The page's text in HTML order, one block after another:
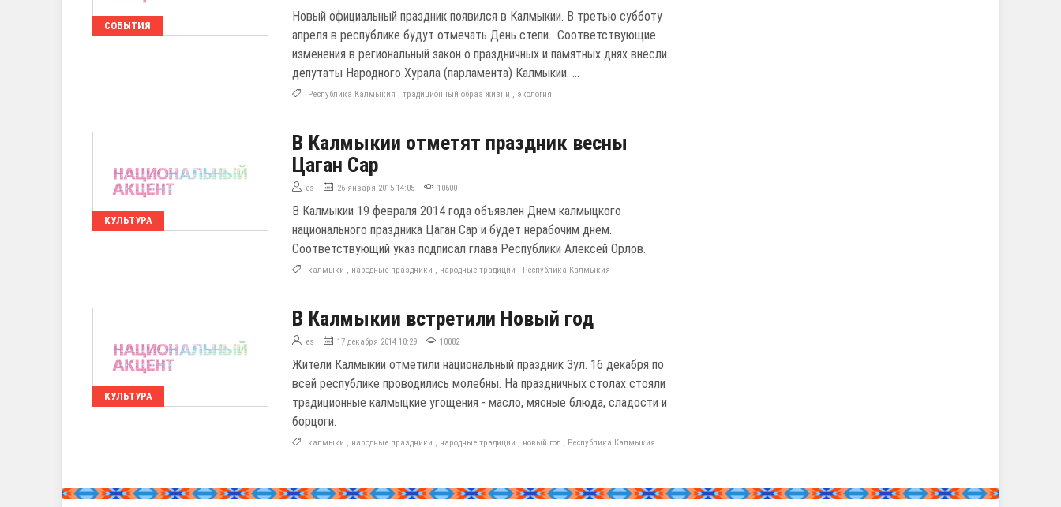
СОБЫТИЯ
Новый официальный праздник появился в Калмыкии. В третью субботу
апреля в республике будут отмечать День степи. Соответствующие
изменения в региональный закон о праздничных и памятных днях внесли
депутаты Народного Хурала (парламента) Калмыкии. ...
Республика Калмыкия ,традиционный образ жизни , экология
КУЛЬТУРА
В Калмыкии отметят праздник весны
Цаган Сар
es 26 января 2015 14:05 10600
В Калмыкии 19 февраля 2014 года объявлен Днем калмыцкого
национального праздника Цаган Сар и будет нерабочим днем.
Соответствующий указ подписал глава Республики Алексей Орлов.
калмыки , народные праздники , народные традиции , Республика Калмыкия
КУЛЬТУРА
В Калмыкии встретили Новый год
es 17 декабря 2014 10:29 10082
Жители Калмыкии отметили национальный праздник Зул. 16 декабря по
всей республике проводились молебны. На праздничных столах стояли
традиционные калмыцкие угощения - масло, мясные блюда, сладости и
борцоги.
калмыки , народные праздники , народные традиции , новый год , Республика Калмыкия